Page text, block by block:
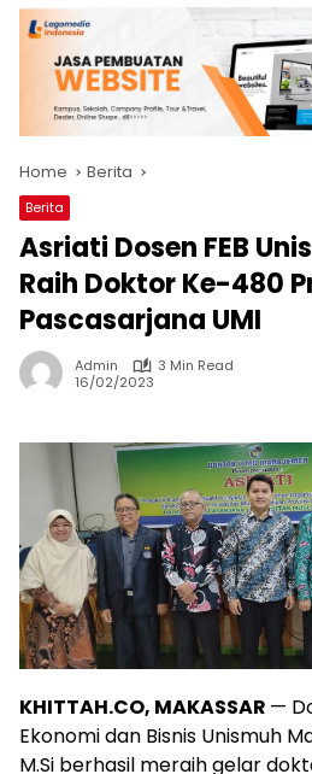
Home Berita
Berita
Asriati Dosen FEB
Raih Doktor Ke-480
Pascasarjana UMI
Admin
3 Min Read
16/02/2023
KHITTAH.CO, MAKASSAR —
Ekonomi dan Bisnis Unismuh
M.Si berhasil meraih gelar